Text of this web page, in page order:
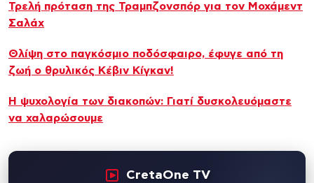
Τρελή πρόταση της Τραμπζονσπόρ για τον Μοχάμεντ
Σαλάχ
Θλίψη στο παγκόσμιο ποδόσφαιρο, έφυγε από τη
ζωή ο θρυλικός Κέβιν Κίγκαν!
Η ψυχολογία των διακοπών: Γιατί δυσκολευόμαστε
να χαλαρώσουμε
CretaOne TV